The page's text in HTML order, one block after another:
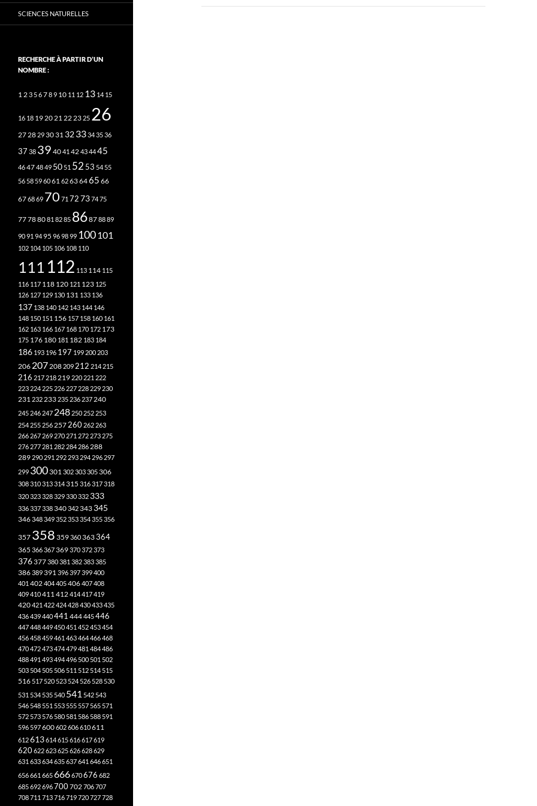
SCIENCES NATURELLES
RECHERCHE À PARTIR D’UN
NOMBRE :
1 23 56789 10 11 12 13 14 15
16 18 1920212223 25 26
27 28 293031 3233343536
37 38 39 4041 42434445
46474849 50 51 52 53 54 55
56 58 596061 62636465 66
676869 70 71 72737475
77788081 8285 86878889
9091 94 95 969899 100101
102 104 105 106 108 110
111 112 113 114 115
116 117 118 120 121 123 125
126 127 129 130 131 133 136
137 138 140 142 143 144 146
148 150 151 156 157 158 160 161
162 163 166 167 168 170 172 173
175 176 180 181 182 183 184
186 193 196 197 199 200 203
206 207 208 209 212 214 215
216 217 218219 220 221 222
223 224 225 226 227 228 229 230
231 232 233 235 236 237240
245 246 247248 250 252 253
254 255 256257 260 262 263
266 267 269 270 271 272 273 275
276 277 281 282 284 286 288
289 290 291 292 293 294 296 297
299 300301302303305306
308310313314315 316317318
320323328329330332 333
336337338340342343 345
346348349352353354355356
357 358 359360363364
365 366367369370372373
376377380381 382383385
386389391396397399400
401 402404405406407408
409410411 412414417419
420421 422424428430433435
436439440441 444445446
447448449450451 452453454
456458459461 463464466468
470472473474479481 484486
488491 493494496 500 501 502
503 504 505 506 511 512 514 515
516 517 520 523 524 526 528 530
531 534 535 540 541 542 543
546 548 551 553 555 557 565 571
572 573 576 580 581 586 588 591
596 597600602606610611
612613614615616617619
620622623625626628629
631 633634635637641 646651
656661 665666670676 682
685692696700702706707
708711 713716719720727728